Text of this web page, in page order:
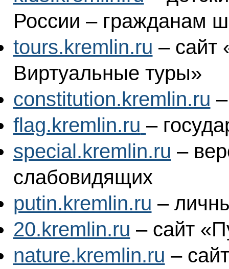
России – гражданам
tours.kremlin.ru – сайт
Виртуальные туры»
constitution.kremlin.ru
flag.kremlin.ru –
special.kremlin.ru –
слабовидящих
putin.kremlin.ru –
20.kremlin.ru – сайт
nature.kremlin.ru –